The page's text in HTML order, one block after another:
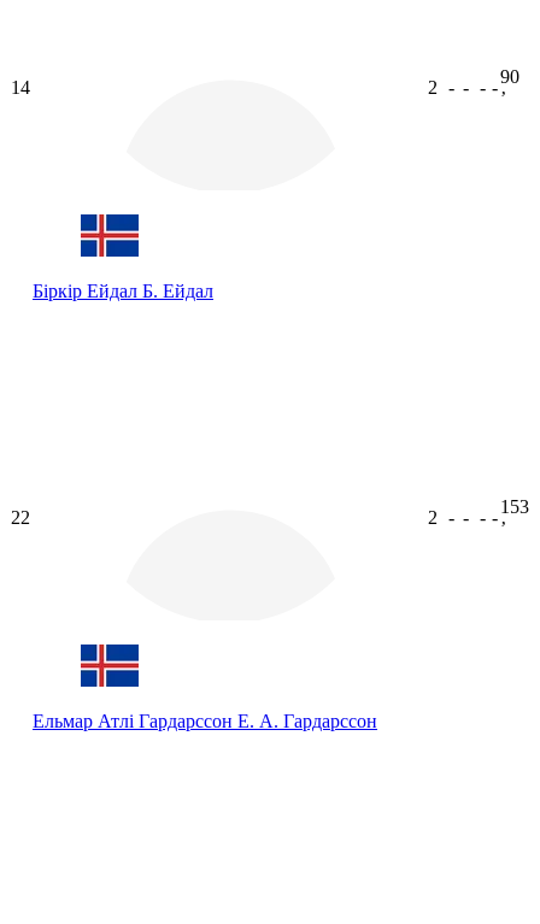
14
Біркір Ейдал Б. Ейдал
2 - - - -
90
ʼ
22
Ельмар Атлі Гардарссон Е. А. Гардарссон
2 - - - -
153
ʼ